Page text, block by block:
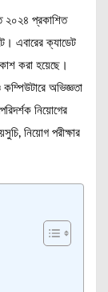
২০২৪ প্রকাশিত
এবারের ক্যাডেট
করা হয়েছে।
অভিজ্ঞতা
নিয়োগের
নিয়োগ পরীক্ষার